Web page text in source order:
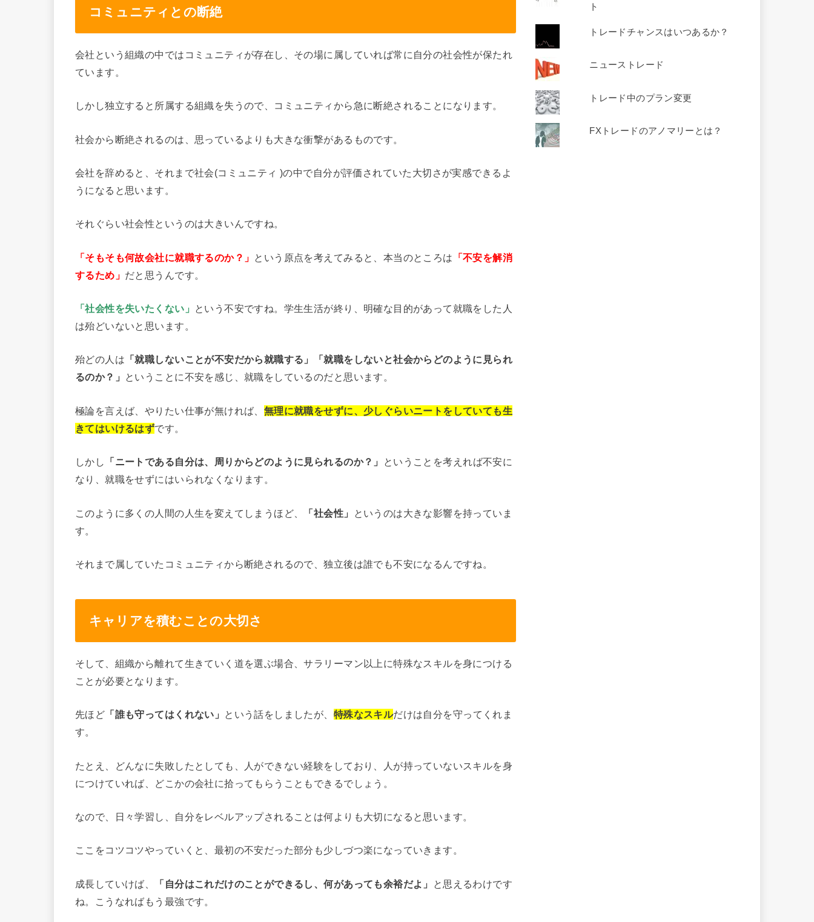
コミュニティとの断絶
会社という組織の中ではコミュニティが存在し、その場に属していれば常に自分の社会性が保たれ
ています。
しかし独立すると所属する組織を失うので、コミュニティから急に断絶されることになります。
社会から断絶されるのは、思っているよりも大きな衝撃があるものです。
会社を辞めると、それまで社会(コミュニティ )の中で自分が評価されていた大切さが実感できるよ
うになると思います。
それぐらい社会性というのは大きいんですね。
「そもそも何故会社に就職するのか？」 という原点を考えてみると、本当のところは 「不安を解消
するため」 だと思うんです。
「社会性を失いたくない」
という不安ですね。学生生活が終り、明確な目的があって就職をした人
は殆どいないと思います。
殆どの人は 「就職しないことが不安だから就職する」「就職をしないと社会からどのように見られ
るのか？」 ということに不安を感じ、就職をしているのだと思います。
極論を言えば、やりたい仕事が無ければ、 無理に就職をせずに、少しぐらいニートをしていても生
きてはいけるはずです。
しかし 「ニートである自分は、周りからどのように見られるのか？」
ということを考えれば不安に
なり、就職をせずにはいられなくなります。
このように多くの人間の人生を変えてしまうほど、 「社会性」
というのは大きな影響を持っていま
す。
それまで属していたコミュニティから断絶されるので、独立後は誰でも不安になるんですね。
キャリアを積むことの大切さ
そして、組織から離れて生きていく道を選ぶ場合、サラリーマン以上に特殊なスキルを身につける
ことが必要となります。
先ほど 「誰も守ってはくれない」 という話をしましたが、 特殊なスキルだけは自分を守ってくれま
す。
たとえ、どんなに失敗したとしても、人ができない経験をしており、人が持っていないスキルを身
につけていれば、どこかの会社に拾ってもらうこともできるでしょう。
なので、日々学習し、自分をレベルアップされることは何よりも大切になると思います。
ここをコツコツやっていくと、最初の不安だった部分も少しづつ楽になっていきます。
成長していけば、 「自分はこれだけのことができるし、何があっても余裕だよ」
と思えるわけです
ね。こうなればもう最強です。
ト
トレードチャンスはいつあるか？
ニューストレード
トレード中のプラン変更
FXトレードのアノマリーとは？